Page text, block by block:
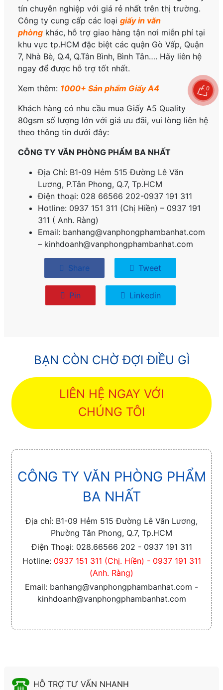
tín chuyên nghiệp với giá rẻ nhất trên thị trường.
Công ty cung cấp các loạigiấy in văn
phòng khác, hỗ trợ giao hàng tận nơi miễn phí tại
khu vực tp.HCM đặc biệt các quận Gò Vấp, Quận
7, Nhà Bè, Q.4, Q.Tân Bình, Bình Tân…. Hãy liên hệ
ngay để được hỗ trợ tốt nhất.
Xem thêm: 1000+ Sản phẩm Giấy A4
Khách hàng có nhu cầu mua Giấy A5 Quality
80gsm số lượng lớn với giá ưu đãi, vui lòng liên hệ
theo thông tin dưới đây:
CÔNG TY VĂN PHÒNG PHẨM BA NHẤT
Địa Chỉ: B1-09 Hẻm 515 Đường Lê Văn
Lương, P.Tân Phong, Q.7, Tp.HCM
Điện thoại: 028 66566 202-0937 191 311
Hotline: 0937 151 311 (Chị Hiền) – 0937 191
311 ( Anh. Ràng)
Email: banhang@vanphongphambanhat.com
– kinhdoanh@vanphongphambanhat.com
Share Tweet
Pin Linkedin
BẠN CÒN CHỜ ĐỢI ĐIỀU GÌ
LIÊN HỆ NGAY VỚI
CHÚNG TÔI
CÔNG TY VĂN PHÒNG PHẨM
BA NHẤT
Địa chỉ: B1-09 Hẻm 515 Đường Lê Văn Lương,
Phường Tân Phong, Q.7, Tp.HCM
Điện Thoại: 028.66566 202 - 0937 191 311
Hotline: 0937 151 311 (Chị. Hiền) - 0937 191 311
(Anh. Ràng)
Email: banhang@vanphongphambanhat.com -
kinhdoanh@vanphongphambanhat.com
HỖ TRỢ TƯ VẤN NHANH
0